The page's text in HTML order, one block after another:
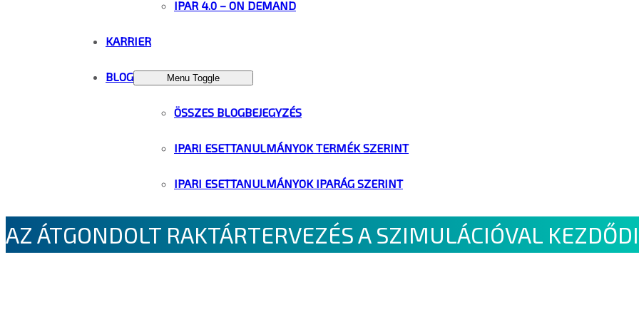
IPAR 4.0 – ON DEMAND
KARRIER
BLOG Menu Toggle
ÖSSZES BLOGBEJEGYZÉS
IPARI ESETTANULMÁNYOK TERMÉK SZERINT
IPARI ESETTANULMÁNYOK IPARÁG SZERINT
AZ ÁTGONDOLT RAKTÁRTERVEZÉS A SZIMULÁCIÓVAL